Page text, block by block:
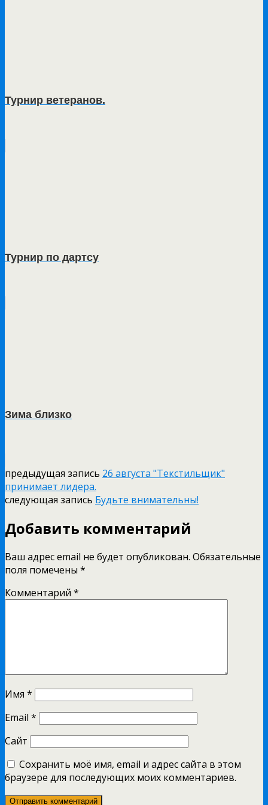
Турнир ветеранов.
Турнир по дартсу
Зима близко
предыдущая запись 26 августа "Текстильщик"
принимает лидера.
следующая запись Будьте внимательны!
Добавить комментарий
Ваш адрес email не будет опубликован. Обязательные
поля помечены *
Комментарий *
Имя *
Email *
Сайт
Сохранить моё имя, email и адрес сайта в этом
браузере для последующих моих комментариев.